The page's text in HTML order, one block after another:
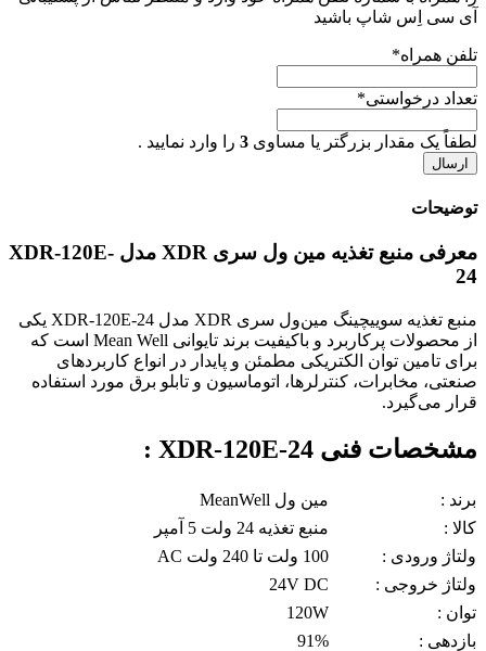
آی سی اِس شاپ باشید
تلفن همراه*
تعداد درخواستی*
لطفاً یک مقدار بزرگتر یا مساوی 3 را وارد نمایید .
توضیحات
معرفی منبع تغذیه مین ول سری XDR مدل XDR-120E-
24
منبع تغذیه سوییچینگ مین‌ول سری XDR مدل XDR-120E-24 یکی
از محصولات پرکاربرد و باکیفیت برند تایوانی Mean Well است که
برای تامین توان الکتریکی مطمئن و پایدار در انواع کاربردهای
صنعتی، مخابرات، کنترلرها، اتوماسیون و تابلو برق مورد استفاده
قرار می‌گیرد.
مشخصات فنی XDR-120E-24 :
برند :
مین ول MeanWell
کالا :
منبع تغذیه 24 ولت 5 آمپر
ولتاژ ورودی :
100 ولت تا 240 ولت AC
ولتاژ خروجی :
24V DC
توان :
120W
بازدهی :
91%